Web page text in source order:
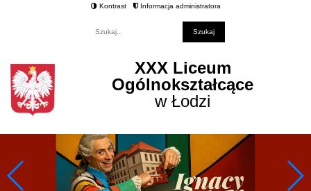
Kontrast Informacja administratora
XXX Liceum
Ogólnokształcące
w Łodzi